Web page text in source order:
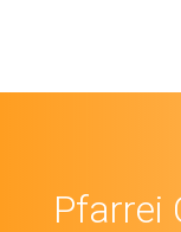
Pfarrei